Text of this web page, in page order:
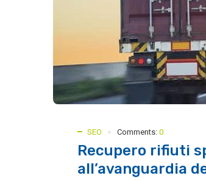
SEO Comments: 0
Recupero rifiuti
all’avanguardia